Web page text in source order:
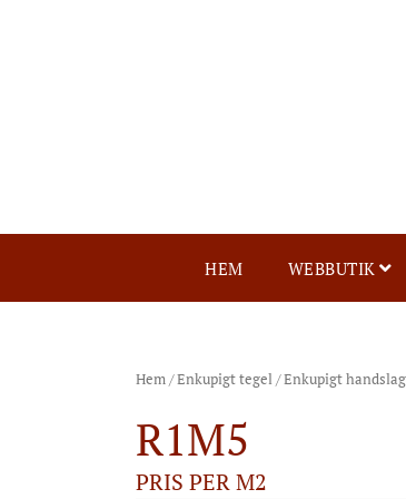
HEM WEBBUTIK
Hem/Enkupigt tegel/Enkupigt
R1M5
PRIS PER M2